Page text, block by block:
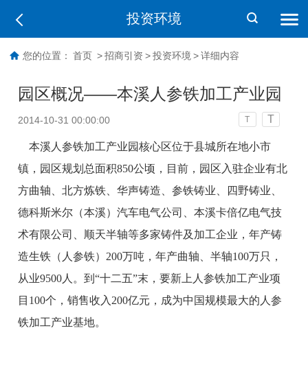
投资环境
您的位置： 首页 > 招商引资 > 投资环境 > 详细内容
园区概况——本溪人参铁加工产业园
2014-10-31 00:00:00 T T
本溪人参铁加工产业园核心区位于县城所在地小市
镇，园区规划总面积850公顷，目前，园区入驻企业有北
方曲轴、北方炼铁、华声铸造、参铁铸业、四野铸业、
德科斯米尔（本溪）汽车电气公司、本溪卡倍亿电气技
术有限公司、顺天半轴等多家铸件及加工企业，年产铸
造生铁（人参铁）200万吨，年产曲轴、半轴100万只，
从业9500人。到“十二五”末，要新上人参铁加工产业项
目100个，销售收入200亿元，成为中国规模最大的人参
铁加工产业基地。